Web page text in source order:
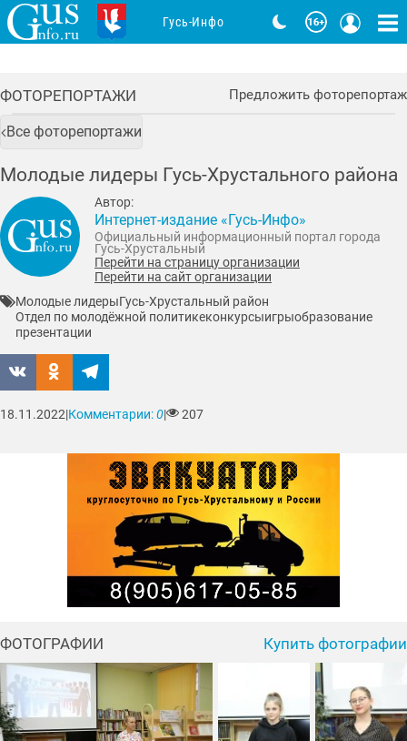
ФОТОРЕПОРТАЖИ Предложить фоторепортаж
Все фоторепортажи
Молодые лидеры Гусь-Хрустального района
Автор:
Интернет-издание «Гусь-Инфо»
Официальный информационный портал города
Гусь-Хрустальный
Перейти на страницу организации
Перейти на сайт организации
Молодые лидерыГусь-Хрустальный район
Отдел по молодёжной политикеконкурсыигрыобразование
презентации
18.11.2022|Комментарии:0| 207
ФОТОГРАФИИ Купить фотографии
Гусь-Инфо